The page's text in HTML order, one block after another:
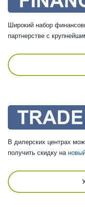
Широкий набор
партнерстве с
В дилерских центрах
получить скидку на